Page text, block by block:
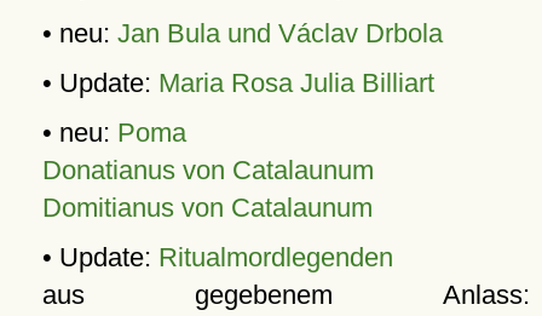
• neu: Jan Bula und Václav Drbola
• Update: Maria Rosa Julia Billiart
• neu: Poma
Donatianus von Catalaunum
Domitianus von Catalaunum
• Update: Ritualmordlegenden
aus gegebenem Anlass: